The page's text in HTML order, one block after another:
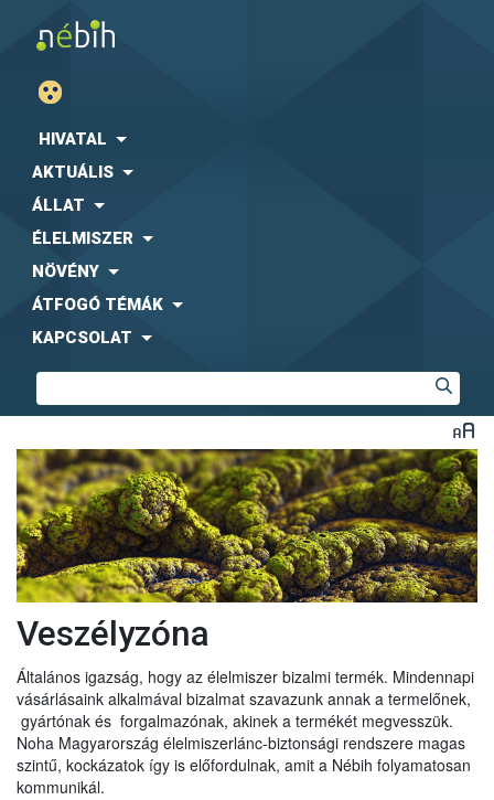
HIVATAL
AKTUÁLIS
ÁLLAT
ÉLELMISZER
NÖVÉNY
ÁTFOGÓ TÉMÁK
KAPCSOLAT
Veszélyzóna
Általános igazság, hogy az élelmiszer bizalmi termék. Mindennapi
vásárlásaink alkalmával bizalmat szavazunk annak a termelőnek,
gyártónak és forgalmazónak, akinek a termékét megvesszük.
Noha Magyarország élelmiszerlánc-biztonsági rendszere magas
szintű, kockázatok így is előfordulnak, amit a Nébih folyamatosan
kommunikál.